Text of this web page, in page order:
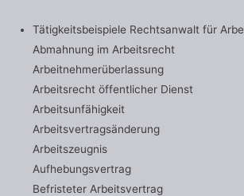
Tätigkeitsbeispiele Rechtsanwalt für
Abmahnung im Arbeitsrecht
Arbeitnehmerüberlassung
Arbeitsrecht öffentlicher Dienst
Arbeitsunfähigkeit
Arbeitsvertragsänderung
Arbeitszeugnis
Aufhebungsvertrag
Befristeter Arbeitsvertrag